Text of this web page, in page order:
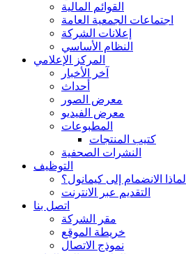
القوائم المالية
اجتماعات الجمعية العامة
إعلانات الشركة
النظام الأساسي
المركز الإعلامي
آخر الأخبار
أحداث
معرض الصور
معرض الفيديو
المطبوعات
كتيب المنتجات
النشرات الصحفية
التوظيف
لماذا الانضمام إلى كيمانول؟
التقديم عبر الانترنت
اتصل بنا
مقر الشركة
خريطة الموقع
نموذج الاتصال